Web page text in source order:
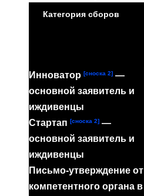
Категория сборов
Инноватор [сноска 2] —
основной заявитель и
иждивенцы
Стартап [сноска 2] —
основной заявитель и
иждивенцы
Письмо-утверждение от
компетентного органа в